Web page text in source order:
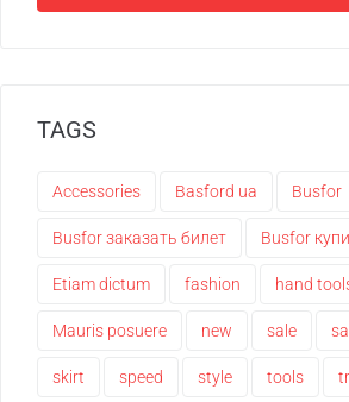
TAGS
Accessories Basford ua Busfor
Busfor заказать билет Busfor
Etiam dictum fashion hand
Mauris posuere new sale
skirt speed style tools